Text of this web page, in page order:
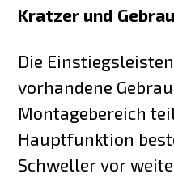
Kratzer und
Die
vorhandene
Montagebereich
Hauptfunktion
Schweller vor